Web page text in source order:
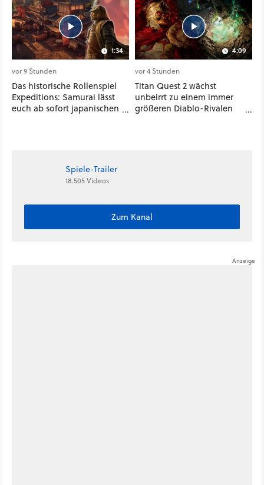
1:34
vor 9 Stunden
Das historische Rollenspiel
Expeditions: Samurai lässt
euch ab sofort japanischen
4:09
vor 4 Stunden
Titan Quest 2 wächst
unbeirrt zu einem immer
größeren Diablo-Rivalen
Spiele-Trailer
18.505 Videos
Zum Kanal